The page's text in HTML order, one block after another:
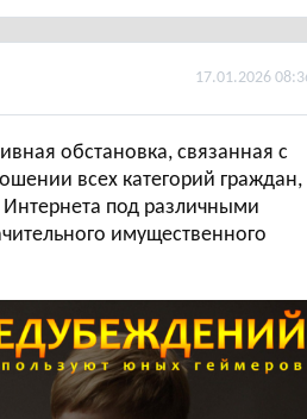
17.01.2026
обстановка, связанная с
всех категорий граждан,
под различными
имущественного